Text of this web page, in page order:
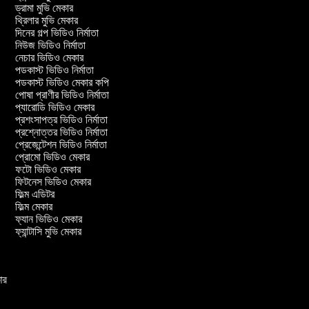
ড্রামা মুভি মেকার
থ্রিলার মুভি মেকার
দিনের গল্প ভিডিও নির্মাতা
নিউজ ভিডিও নির্মাতা
নেচার ভিডিও মেকার
পডকাস্ট ভিডিও নির্মাতা
পডকাস্ট ভিডিও মেকার কপি
পোষা প্রাণীর ভিডিও নির্মাতা
প্যারোডি ভিডিও মেকার
প্রশংসাপত্র ভিডিও নির্মাতা
প্রশ্নোত্তর ভিডিও নির্মাতা
প্রেজেন্টেশন ভিডিও নির্মাতা
প্রোমো ভিডিও মেকার
ফটো ভিডিও মেকার
ফিটনেস ভিডিও মেকার
ফিল্ম এডিটর
ফিল্ম মেকার
ফ্যান ভিডিও মেকার
ফ্যান্টাসি মুভি মেকার